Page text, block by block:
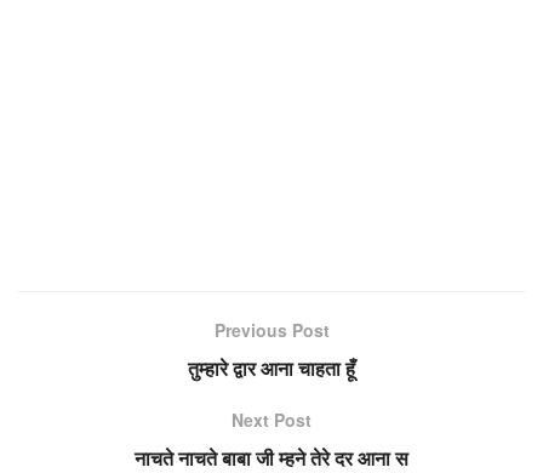
Previous Post
तुम्हारे द्वार आना चाहता हूँ
Next Post
नाचते नाचते बाबा जी म्हने तेरे दर आना स